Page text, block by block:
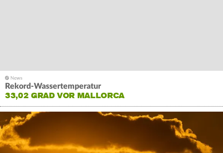
Rekord-Wassertemperatur
33,02 GRAD VOR MALLORCA